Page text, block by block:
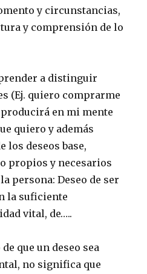
y circunstancias,
y comprensión de lo
a distinguir
(Ej. quiero comprarme
en mi mente
quiero y además
los deseos base,
propios y necesarios
persona: Deseo de ser
la suficiente
vital, de…..
que un deseo sea
no significa que